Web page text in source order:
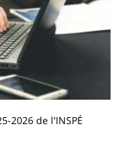
2026 de l'INSPÉ